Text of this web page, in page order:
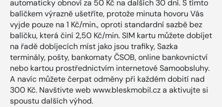
automaticky obnoví za 50 Kč na dalších 30 dní. S tímto
balíčkem výrazně ušetříte, protože minuta hovoru Vás
vyjde pouze na 1 Kč/min., oproti standardní sazbě bez
balíčku, která činí 2,50 Kč/min. SIM kartu můžete dobíjet
na řadě dobíjecích míst jako jsou trafiky, Sazka
terminály, pošty, bankomaty ČSOB, online bankovnictví
nebo kartou prostřednictvím internetové Samoobsluhy.
A navíc můžete čerpat odměny při každém dobití nad
300 Kč. Navštivte web www.bleskmobil.cz a aktivujte si
spoustu dalších výhod.